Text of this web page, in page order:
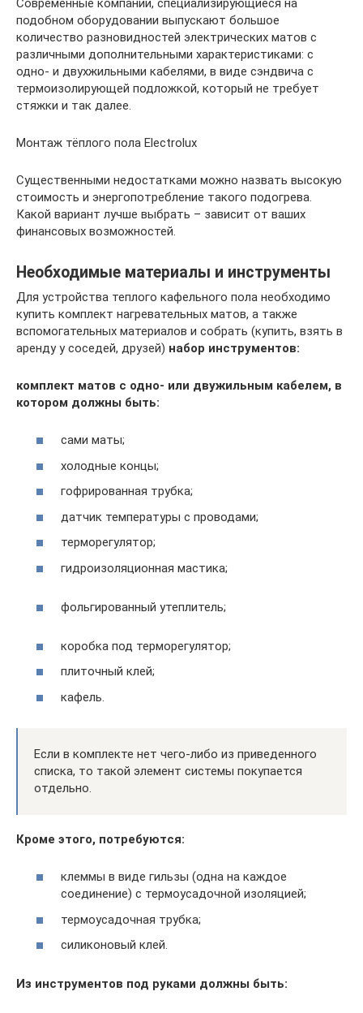
Современные компании, специализирующиеся на
подобном оборудовании выпускают большое
количество разновидностей электрических матов с
различными дополнительными характеристиками: с
одно- и двухжильными кабелями, в виде сэндвича с
термоизолирующей подложкой, который не требует
стяжки и так далее.
Монтаж тёплого пола Electrolux
Существенными недостатками можно назвать высокую
стоимость и энергопотребление такого подогрева.
Какой вариант лучше выбрать – зависит от ваших
финансовых возможностей.
Необходимые материалы и инструменты
Для устройства теплого кафельного пола необходимо
купить комплект нагревательных матов, а также
вспомогательных материалов и собрать (купить, взять в
аренду у соседей, друзей) набор инструментов:
комплект матов с одно- или двужильным кабелем, в
котором должны быть:
сами маты;
холодные концы;
гофрированная трубка;
датчик температуры с проводами;
терморегулятор;
гидроизоляционная мастика;
фольгированный утеплитель;
коробка под терморегулятор;
плиточный клей;
кафель.
Если в комплекте нет чего-либо из приведенного
списка, то такой элемент системы покупается
отдельно.
Кроме этого, потребуются:
клеммы в виде гильзы (одна на каждое
соединение) с термоусадочной изоляцией;
термоусадочная трубка;
силиконовый клей.
Из инструментов под руками должны быть: